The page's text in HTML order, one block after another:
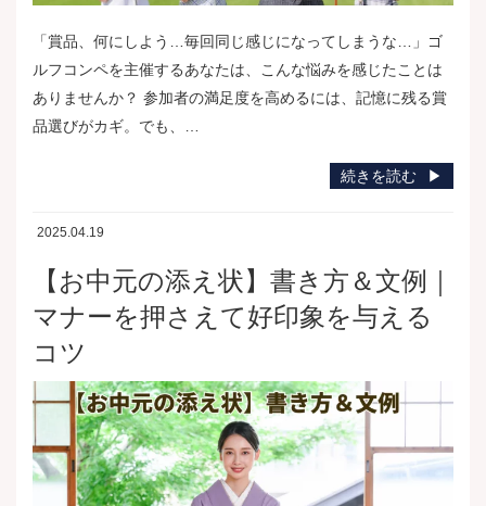
「賞品、何にしよう…毎回同じ感じになってしまうな…」ゴ
ルフコンペを主催するあなたは、こんな悩みを感じたことは
ありませんか？ 参加者の満足度を高めるには、記憶に残る賞
品選びがカギ。でも、…
続きを読む
2025.04.19
【お中元の添え状】書き方＆文例｜
マナーを押さえて好印象を与える
コツ